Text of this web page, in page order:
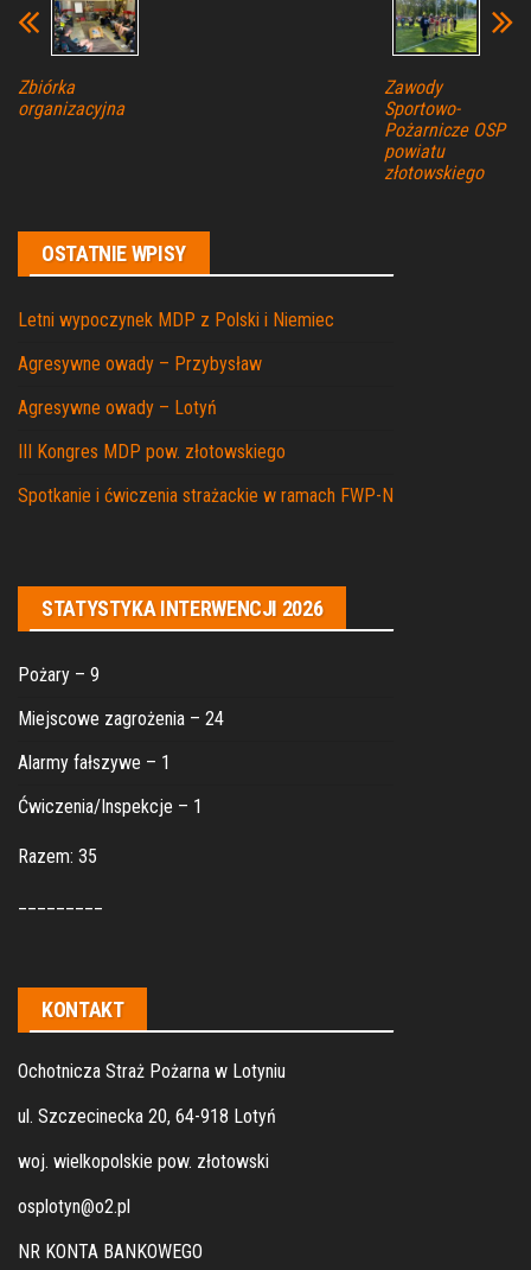
Zbiórka
organizacyjna
Zawody
Sportowo-
Pożarnicze OSP
powiatu
złotowskiego
OSTATNIE WPISY
Letni wypoczynek MDP z Polski i Niemiec
Agresywne owady – Przybysław
Agresywne owady – Lotyń
III Kongres MDP pow. złotowskiego
Spotkanie i ćwiczenia strażackie w ramach FWP-N
STATYSTYKA INTERWENCJI 2026
Pożary – 9
Miejscowe zagrożenia – 24
Alarmy fałszywe – 1
Ćwiczenia/Inspekcje – 1
Razem: 35
KONTAKT
Ochotnicza Straż Pożarna w Lotyniu
ul. Szczecinecka 20, 64-918 Lotyń
woj. wielkopolskie pow. złotowski
osplotyn@o2.pl
NR KONTA BANKOWEGO